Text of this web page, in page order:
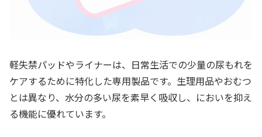
軽失禁パッドやライナーは、日常生活での少量の尿もれを
ケアするために特化した専用製品です。生理用品やおむつ
とは異なり、水分の多い尿を素早く吸収し、においを抑え
る機能に優れています。